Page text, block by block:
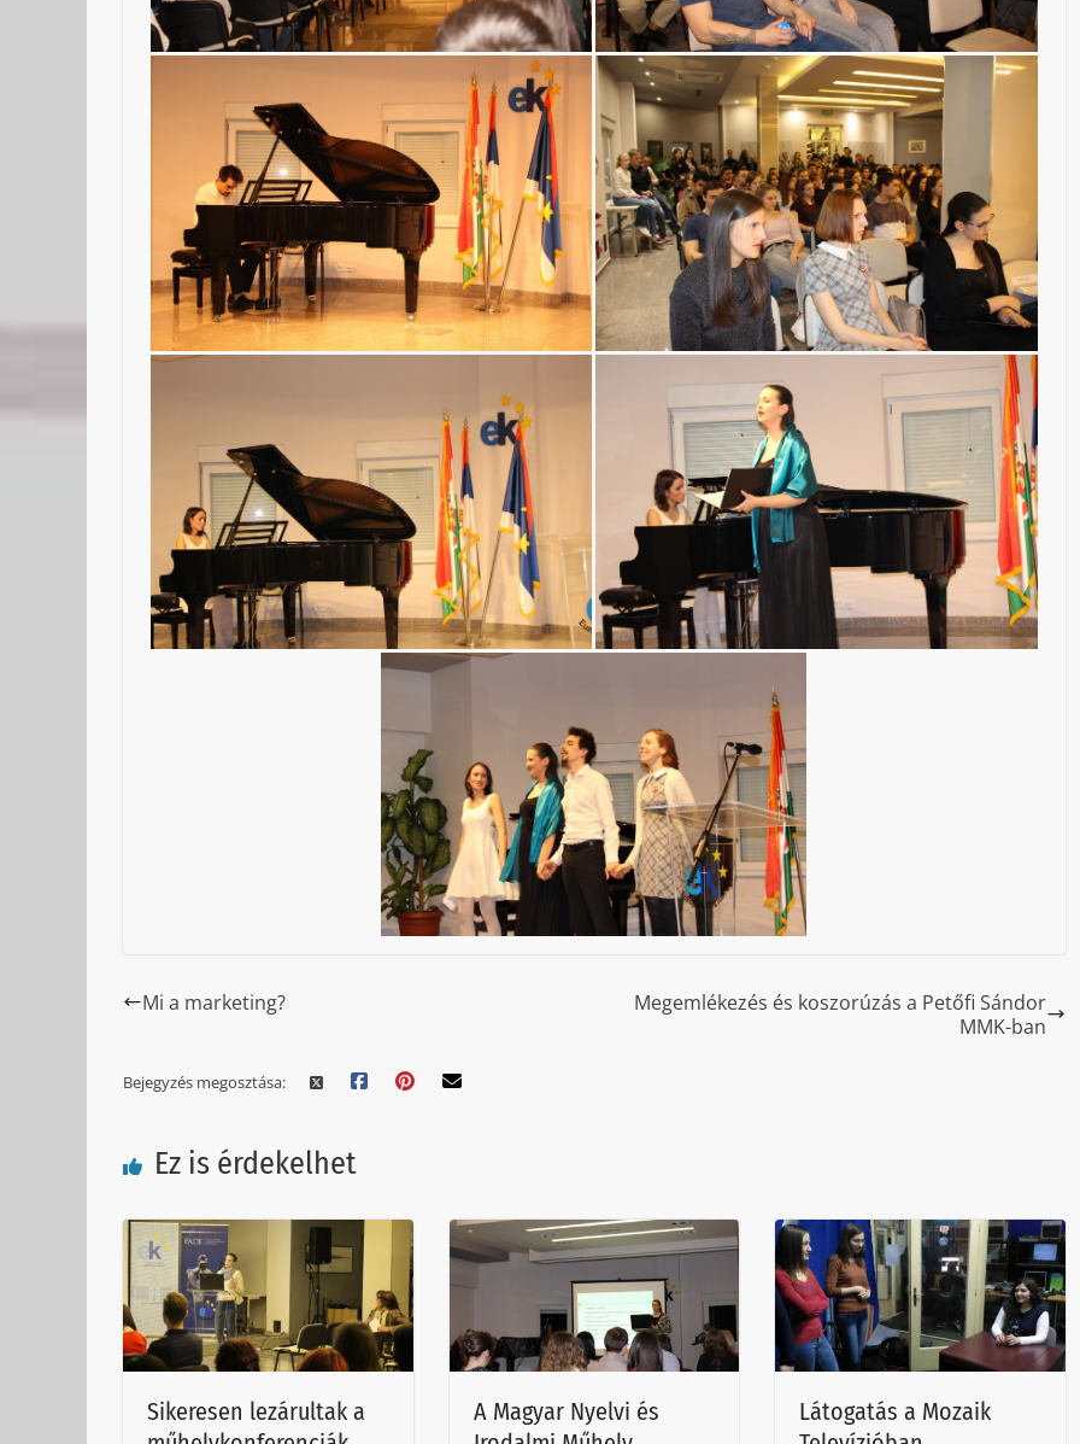
Mi a marketing?
Megemlékezés és koszorúzás a Petőfi Sándor
MMK-ban
Bejegyzés megosztása:
Ez is érdekelhet
Sikeresen lezárultak a
A Magyar Nyelvi és
Látogatás a Mozaik